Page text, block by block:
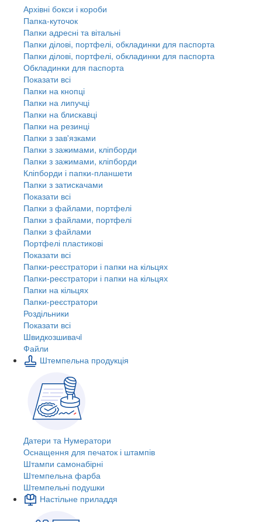
Архівні бокси і короби
Папка-куточок
Папки адресні та вітальні
Папки ділові, портфелі, обкладинки для паспорта
Папки ділові, портфелі, обкладинки для паспорта
Обкладинки для паспорта
Показати всі
Папки на кнопці
Папки на липучці
Папки на блискавці
Папки на резинці
Папки з зав'язками
Папки з зажимами, кліпборди
Папки з зажимами, кліпборди
Кліпборди і папки-планшети
Папки з затискачами
Показати всі
Папки з файлами, портфелі
Папки з файлами, портфелі
Папки з файлами
Портфелі пластикові
Показати всі
Папки-реєстратори і папки на кільцях
Папки-реєстратори і папки на кільцях
Папки на кільцях
Папки-реєстратори
Роздільники
Показати всі
Швидкозшивачi
Файли
Штемпельна продукція
Датери та Нумератори
Оснащення для печаток і штампів
Штампи самонабірні
Штемпельна фарба
Штемпельні подушки
Настільне приладдя